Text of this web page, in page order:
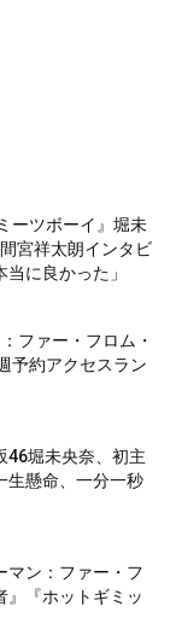
ーツボーイ』堀未
宮祥太朗インタビ
に良かった」
ファー・フロム・
予約アクセスラン
46堀未央奈、初主
生懸命、一分一秒
マン：ファー・フ
』『ホットギミッ